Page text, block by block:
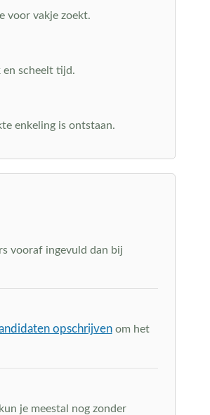
voor vakje zoekt.
scheelt tijd.
enkeling is ontstaan.
vooraf ingevuld dan bij
opschrijvenom het
je meestal nog zonder